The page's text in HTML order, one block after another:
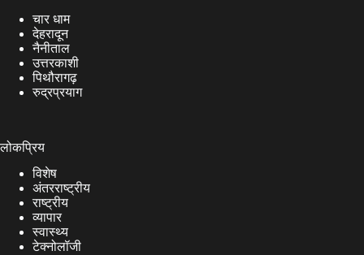
चार धाम
देहरादून
नैनीताल
उत्तरकाशी
पिथौरागढ़
रुद्रप्रयाग
लोकप्रिय
विशेष
अंतरराष्ट्रीय
राष्ट्रीय
व्यापार
स्वास्थ्य
टेक्नोलॉजी